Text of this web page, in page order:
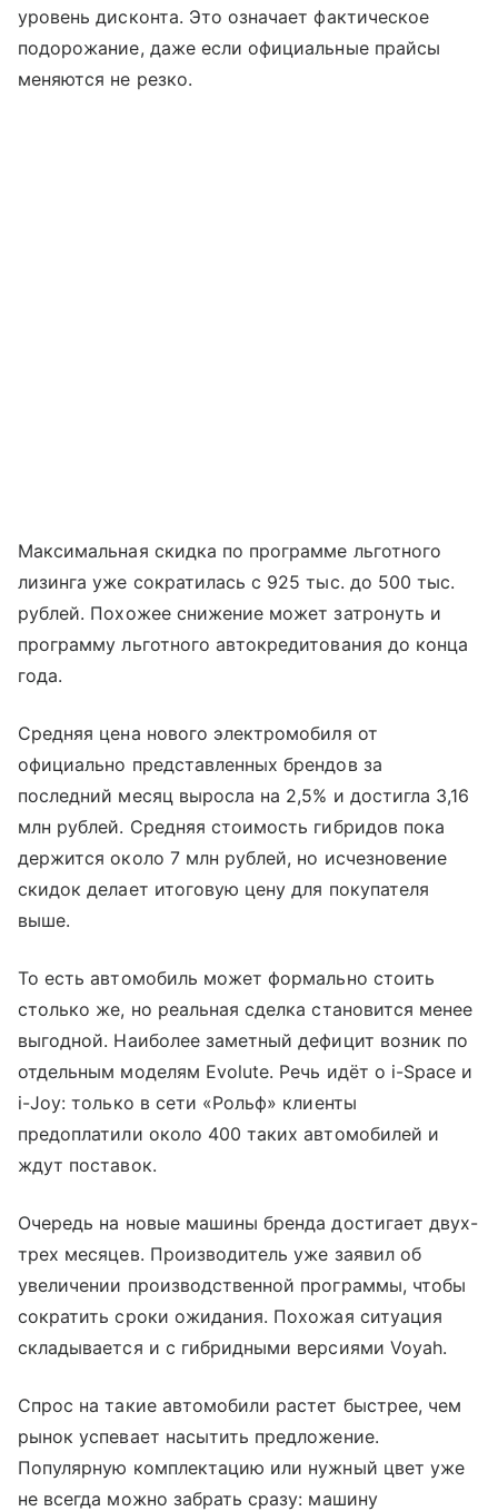
уровень дисконта. Это означает фактическое
подорожание, даже если официальные прайсы
меняются не резко.
Максимальная скидка по программе льготного
лизинга уже сократилась с 925 тыс. до 500 тыс.
рублей. Похожее снижение может затронуть и
программу льготного автокредитования до конца
года.
Средняя цена нового электромобиля от
официально представленных брендов за
последний месяц выросла на 2,5% и достигла 3,16
млн рублей. Средняя стоимость гибридов пока
держится около 7 млн рублей, но исчезновение
скидок делает итоговую цену для покупателя
выше.
То есть автомобиль может формально стоить
столько же, но реальная сделка становится менее
выгодной. Наиболее заметный дефицит возник по
отдельным моделям Evolute. Речь идёт о i-Space и
i-Joy: только в сети «Рольф» клиенты
предоплатили около 400 таких автомобилей и
ждут поставок.
Очередь на новые машины бренда достигает двух-
трех месяцев. Производитель уже заявил об
увеличении производственной программы, чтобы
сократить сроки ожидания. Похожая ситуация
складывается и с гибридными версиями Voyah.
Спрос на такие автомобили растет быстрее, чем
рынок успевает насытить предложение.
Популярную комплектацию или нужный цвет уже
не всегда можно забрать сразу: машину